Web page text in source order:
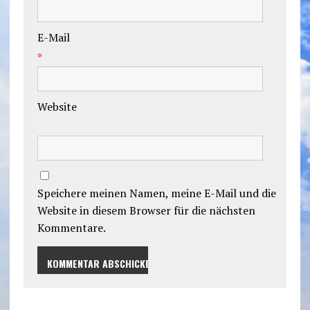
E-Mail
*
Website
Speichere meinen Namen, meine E-Mail und die
Website in diesem Browser für die nächsten
Kommentare.